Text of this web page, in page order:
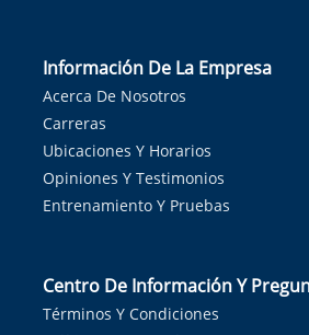
Información De La Empresa
Acerca De Nosotros
Carreras
Ubicaciones Y Horarios
Opiniones Y Testimonios
Entrenamiento Y Pruebas
Centro De Información Y
Términos Y Condiciones